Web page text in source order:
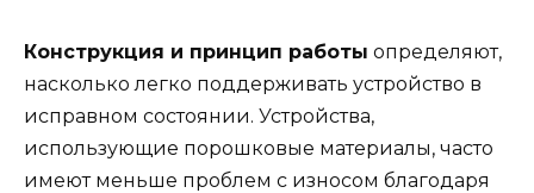
Конструкция и принцип работы определяют,
насколько легко поддерживать устройство в
исправном состоянии. Устройства,
использующие порошковые материалы, часто
имеют меньше проблем с износом благодаря